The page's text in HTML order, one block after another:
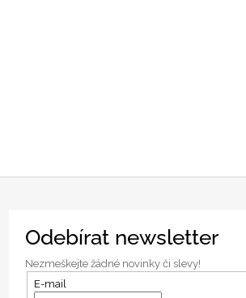
Odebírat newsletter
Nezmeškejte žádné novinky či slevy!
E-mail